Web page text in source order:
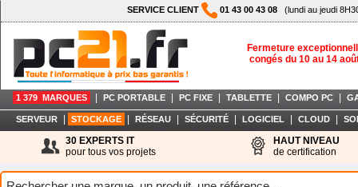
SERVICE CLIENT 01 43 00 43 08 (lundi au jeudi
Fermeture
congés du 10 au 14
1 379 MARQUES PC PORTABLE PC FIXE TABLETTE COMPO PC
SERVEUR STOCKAGE RÉSEAU SÉCURITÉ LOGICIEL CLOUD
30 EXPERTS IT
pour tous vos projets
HAUT NIVEAU
de certification